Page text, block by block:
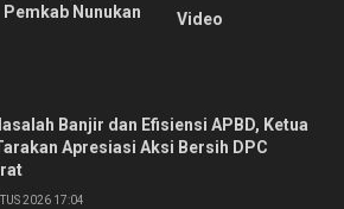
Pemkab Nunukan
Video
Banjir dan Efisiensi APBD, Ketua
Apresiasi Aksi Bersih DPC
2026 17:04